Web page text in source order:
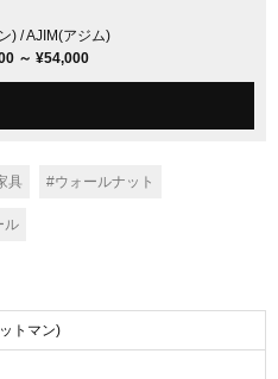
) / AJIM(アジム)
～ ¥54,000
具 #ウォールナット
ル
トマン)